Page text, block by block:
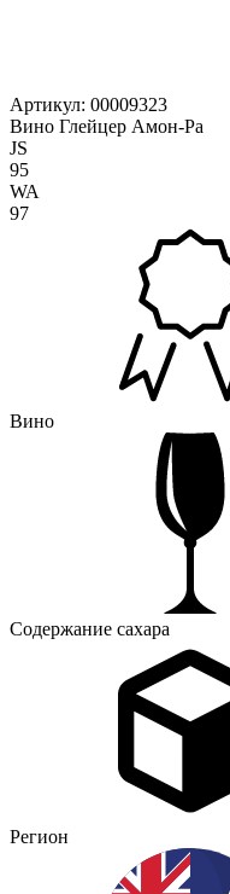
Артикул: 00009323
Вино Глейцер Амон-Ра
JS
95
WA
97
Вино
Содержание сахара
Регион